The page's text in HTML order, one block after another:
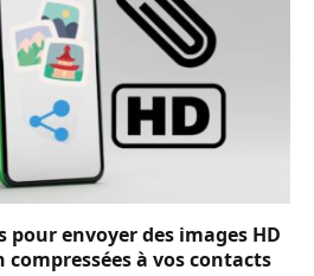
pour envoyer des images HD
à vos contacts